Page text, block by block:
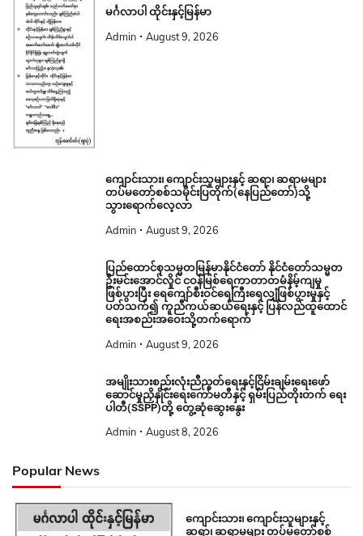
မင်္ဂလာပါ ထိုင်းနှင့်မြန်မာ
Admin August 9, 2026
ကျောင်းသား၊ ကျောင်းသူများနှင့် ဆရာ၊ ဆရာမများ
တပ်မတော်စစ်သမိုင်းပြတိုက်(နေပြည်တော်)သို့
သွားရောက်လေ့လာ
Admin August 9, 2026
ပြည်ထောင်စုသမ္မတမြန်မာနိုင်ငံတော် နိုင်ငံတော်သမ္မတ
ဦးမင်းအောင်လှိုင် ငဝန်မြစ်ရေကာတာတမံနိမ့်ကျမှု
ဖြစ်ပွားပြီး ရေကျော်စီးဝင်ရေကြီးရေလျှံဖြစ်ပွားမှုနှင့်
ပတ်သက်၍ ကူညီကယ်ဆယ်ရေးနှင့် ပြန်လည်ထူထောင်
ရေးအစည်းအဝေးသို့တက်ရောက်
Admin August 9, 2026
အမျိုးသားစည်းလုံးညီညွတ်ရေးနှင့်ငြိမ်းချမ်းရေးဖော်
ဆောင်မှုညှိနှိုင်းရေးကော်မတီနှင့် ရှမ်းပြည်တိုးတက် ရေး
ပါတီ(SSPP)တို့ တွေ့ဆုံဆွေးနွေး
Admin August 8, 2026
Popular News
ကျောင်းသား၊ ကျောင်းသူများနှင့်
ဆရာ၊ ဆရာမများ တပ်မတော်စစ်